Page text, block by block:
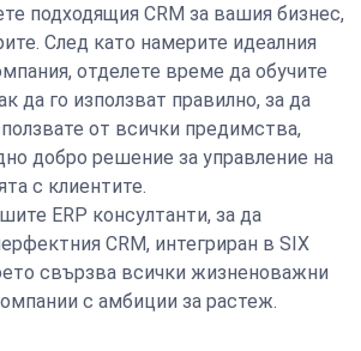
подходящия CRM за вашия бизнес,
След като намерите идеалния
отделете време да обучите
да го използват правилно, за да
от всички предимства,
добро решение за управление на
с клиентите.
ERP консултанти, за да
CRM, интегриран в SIX
свързва всички жизненоважни
с амбиции за растеж.